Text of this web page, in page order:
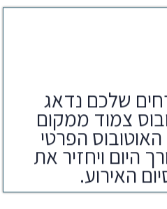
שלכם נדאג
צמוד ממקום
האוטובוס הפרטי
היום ויחזיר את
האירוע.